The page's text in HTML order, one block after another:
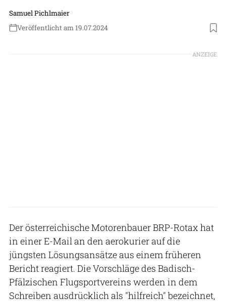
Samuel Pichlmaier
Veröffentlicht am 19.07.2024
Foto: Samuel Pichlmaier
ANZEIGE
Der österreichische Motorenbauer BRP-Rotax hat
in einer E-Mail an den aerokurier auf die
jüngsten Lösungsansätze aus einem früheren
Bericht reagiert. Die Vorschläge des Badisch-
Pfälzischen Flugsportvereins werden in dem
Schreiben ausdrücklich als "hilfreich" bezeichnet,